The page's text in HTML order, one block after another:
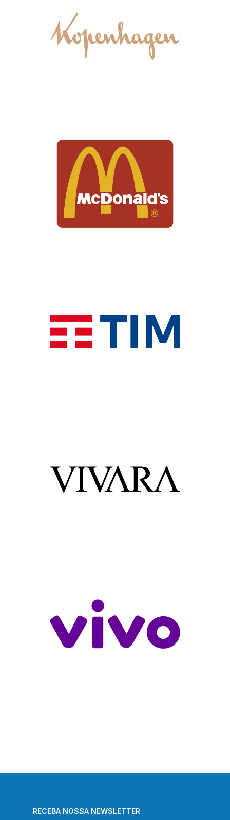
RECEBA NOSSA NEWSLETTER